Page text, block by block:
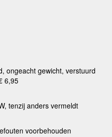
ongeacht gewicht, verstuurd
6,95
tenzij anders vermeldt
voorbehouden